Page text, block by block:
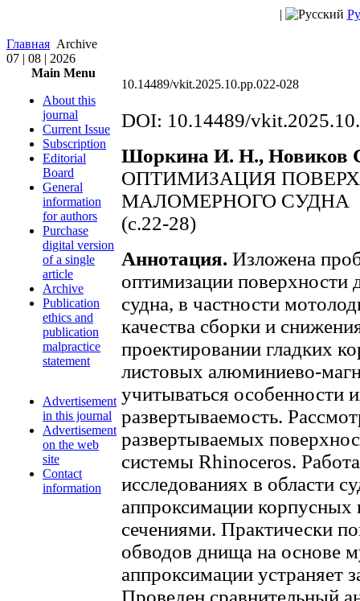
|
Главная Archive
07 | 08 | 2026
Main Menu
About this
journal
Current Issue
Subscription
Editorial
Board
General
information
for authors
Purchase
digital version
of a single
article
Archive
Publication
ethics and
publication
malpractice
statement
Advertisement
in this journal
Advertisement
on the web
site
Contact
information
10.14489/vkit.2025.10.pp.022-028
DOI: 10.14489/
Шоркина И. Н., Новиков
ОПТИМИЗАЦИЯ
МАЛОМЕРНОГО СУДНА
(с.22-28)
Аннотация. Изложена
оптимизации поверхности
судна, в частности
качества сборки и
проектировании гладких
листовых алюминиево-
учитываться особенности
развертываемость.
развертываемых
системы Rhinoceros.
исследованиях в области
аппроксимации корпусных
сечениями. Практически
обводов днища на основе
аппроксимации устраняет
Проведен сравнительный